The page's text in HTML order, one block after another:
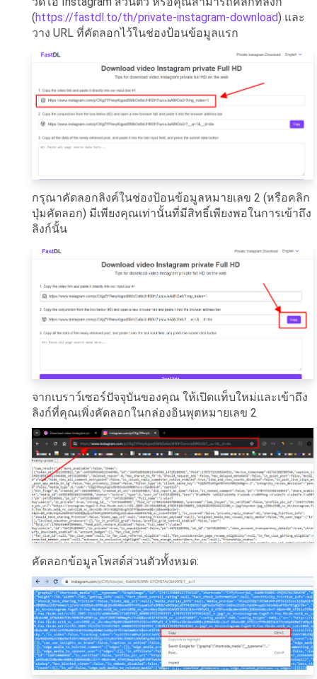
(https://fastdl.to/th/private-instagram-download) และ
วาง URL ที่คัดลอกไว้ในช่องป้อนข้อมูลแรก
กรุณาคัดลอกลิงค์ในช่องป้อนข้อมูลหมายเลข 2 (หรือคลิก
ปุ่มคัดลอก) มีเพียงคุณเท่านั้นที่มีสิทธิ์เพียงพอในการเข้าถึง
ลิงก์นั้น
จากเบราว์เซอร์ปัจจุบันของคุณ ให้เปิดแท็บใหม่และเข้าถึง
ลิงก์ที่คุณเพิ่งคัดลอกในกล่องอินพุตหมายเลข 2
คัดลอกข้อมูลโพสต์ส่วนตัวทั้งหมด: